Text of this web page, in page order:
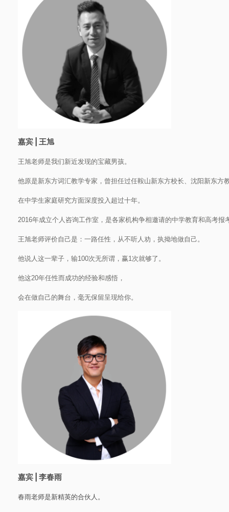
嘉宾 | 王旭
王旭老师是我们新近发现的宝藏男孩。
他原是新东方词汇教学专家，曾担任过任鞍山新东方校长、沈阳新东方
在中学生家庭研究方面深度投入超过十年。
2016年成立个人咨询工作室，是各家机构争相邀请的中学教育和高考报
王旭老师评价自己是：一路任性，从不听人劝，执拗地做自己。
他说人这一辈子，输100次无所谓，赢1次就够了。
他这20年任性而成功的经验和感悟，
会在做自己的舞台，毫无保留呈现给你。
嘉宾 | 李春雨
春雨老师是新精英的合伙人。